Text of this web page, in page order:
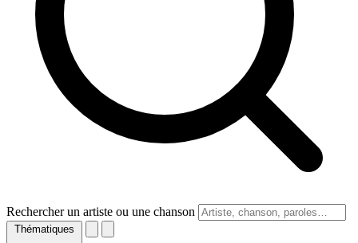
Rechercher un artiste ou une chanson
Thématiques